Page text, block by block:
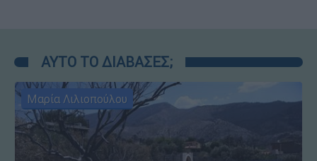
ΑΥΤΟ ΤΟ ΔΙΑΒΑΣΕΣ;
Μαρία Λιλιοπούλου